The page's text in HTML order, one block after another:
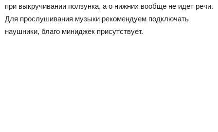
при выкручивании ползунка, а о нижних вообще не идет речи.
Для прослушивания музыки рекомендуем подключать
наушники, благо миниджек присутствует.